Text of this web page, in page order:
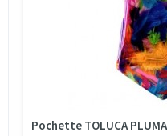
Pochette TOLUCA